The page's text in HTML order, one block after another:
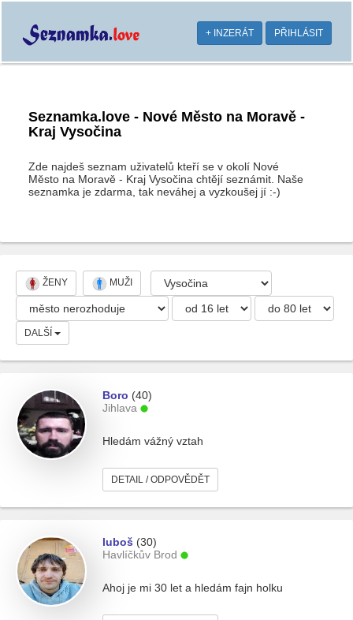
+ INZERÁT PŘIHLÁSIT
Seznamka.love - Nové Město na Moravě -
Kraj Vysočina
Zde najdeš seznam uživatelů kteří se v okolí Nové
Město na Moravě - Kraj Vysočina chtějí seznámit. Naše
seznamka je zdarma, tak neváhej a vyzkoušej jí :-)
ŽENY MUŽI
DALŠÍ
Boro (40)
Jihlava
Hledám vážný vztah
DETAIL / ODPOVĚDĚT
luboš (30)
Havlíčkův Brod
Ahoj je mi 30 let a hledám fajn holku